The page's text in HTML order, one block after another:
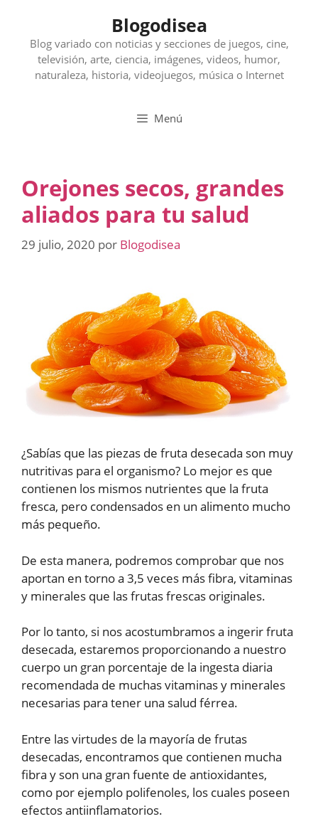
contenido
Blogodisea
Blog variado con noticias y secciones de juegos, cine,
televisión, arte, ciencia, imágenes, videos, humor,
naturaleza, historia, videojuegos, música o Internet
Menú
Orejones secos, grandes
aliados para tu salud
29 julio, 2020 por Blogodisea
¿Sabías que las piezas de fruta desecada son muy
nutritivas para el organismo? Lo mejor es que
contienen los mismos nutrientes que la fruta
fresca, pero condensados en un alimento mucho
más pequeño.
De esta manera, podremos comprobar que nos
aportan en torno a 3,5 veces más fibra, vitaminas
y minerales que las frutas frescas originales.
Por lo tanto, si nos acostumbramos a ingerir fruta
desecada, estaremos proporcionando a nuestro
cuerpo un gran porcentaje de la ingesta diaria
recomendada de muchas vitaminas y minerales
necesarias para tener una salud férrea.
Entre las virtudes de la mayoría de frutas
desecadas, encontramos que contienen mucha
fibra y son una gran fuente de antioxidantes,
como por ejemplo polifenoles, los cuales poseen
efectos antiinflamatorios.